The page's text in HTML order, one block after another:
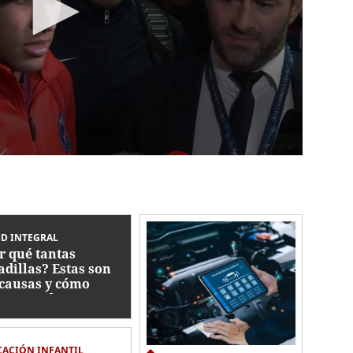
INTEGRAL
qué tantas
Estas son
y cómo
su descanso
INFANTIL